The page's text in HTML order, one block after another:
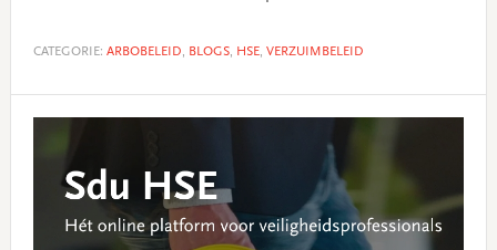
CATEGORIE: ARBOBELEID, BLOGS, HSE, VERZUIMBELEID
Primary
Sidebar